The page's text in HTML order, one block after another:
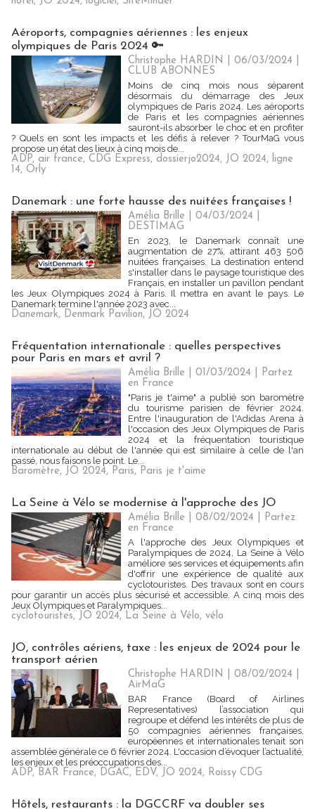
Aéroports, compagnies aériennes : les enjeux
olympiques de Paris 2024 🔑
Christophe HARDIN | 06/03/2024
CLUB ABONNES
Moins de cinq mois nous séparent
désormais du démarrage des Jeux
olympiques de Paris 2024. Les aéroports
de Paris et les compagnies aériennes
sauront-ils absorber le choc et en profiter
? Quels en sont les impacts et les défis à relever ? TourMaG vous
propose un état des lieux à cinq mois de...
ADP, air france, CDG Express, dossierjo2024, JO 2024, ligne
14, Orly
Danemark : une forte hausse des nuitées françaises !
Amélia Brille | 04/03/2024
DESTIMAG
En 2023, le Danemark connaît une
augmentation de 27%, attirant 463 506
nuitées françaises. La destination entend
s'installer dans le paysage touristique des
Français, en installer un pavillon pendant
les Jeux Olympiques 2024 à Paris. Il mettra en avant le pays. Le
Danemark termine l'année 2023 avec...
Danemark, Denmark Pavilion, JO 2024
Fréquentation internationale : quelles perspectives
pour Paris en mars et avril ?
Amélia Brille | 01/03/2024
Partez
en France
"Paris je t'aime" a publié son baromètre
du tourisme parisien de février 2024.
Entre l'inauguration de l'Adidas Arena à
l'occasion des Jeux Olympiques de Paris
2024 et la fréquentation touristique
internationale au début de l'année qui est similaire à celle de l'an
passé, nous faisons le point. Le...
Baromètre, JO 2024, Paris, Paris je t'aime
La Seine à Vélo se modernise à l'approche des JO
Amélia Brille | 08/02/2024
Partez
en France
A l'approche des Jeux Olympiques et
Paralympiques de 2024, La Seine à Vélo
améliore ses services et équipements afin
d'offrir une expérience de qualité aux
cyclotouristes. Des travaux sont en cours
pour garantir un accès plus sécurisé et accessible. A cinq mois des
Jeux Olympiques et Paralympiques...
cyclotouristes, JO 2024, La Seine à Vélo, vélo
JO, contrôles aériens, taxe : les enjeux de 2024 pour le
transport aérien
Christophe HARDIN | 08/02/2024
AirMaG
BAR France (Board of Airlines
Representatives) l’association qui
regroupe et défend les intérêts de plus de
50 compagnies aériennes françaises,
européennes et internationales tenait son
assemblée générale ce 6 février 2024. L'occasion d’évoquer l’actualité,
les enjeux et les préoccupations des...
ADP, BAR France, DGAC, EDV, JO 2024, Roissy CDG
Hôtels, restaurants : la DGCCRF va doubler ses